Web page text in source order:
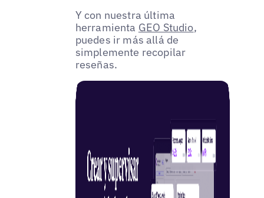
Y con nuestra última
herramienta GEO Studio,
puedes ir más allá de
simplemente recopilar
reseñas.